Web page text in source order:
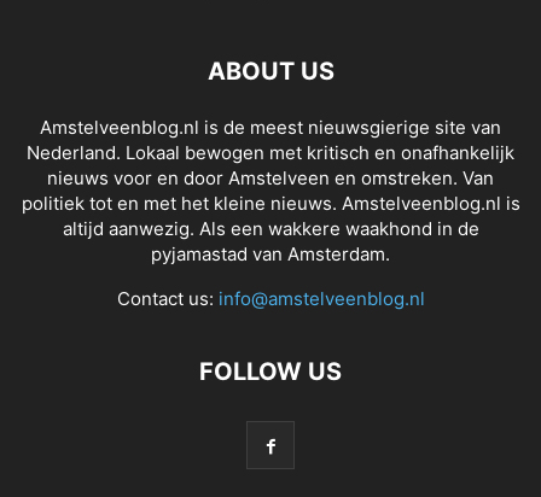
ABOUT US
Amstelveenblog.nl is de meest nieuwsgierige site van
Nederland. Lokaal bewogen met kritisch en onafhankelijk
nieuws voor en door Amstelveen en omstreken. Van
politiek tot en met het kleine nieuws. Amstelveenblog.nl is
altijd aanwezig. Als een wakkere waakhond in de
pyjamastad van Amsterdam.
Contact us: info@amstelveenblog.nl
FOLLOW US